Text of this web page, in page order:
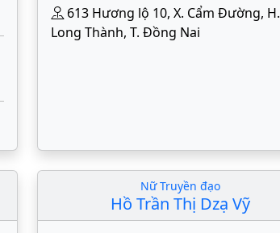
613 Hương lộ 10, X. Cẩm Đường, H.
Long Thành, T. Đồng Nai
Nữ Truyền đạo
Hồ Trần Thị Dzạ Vỹ